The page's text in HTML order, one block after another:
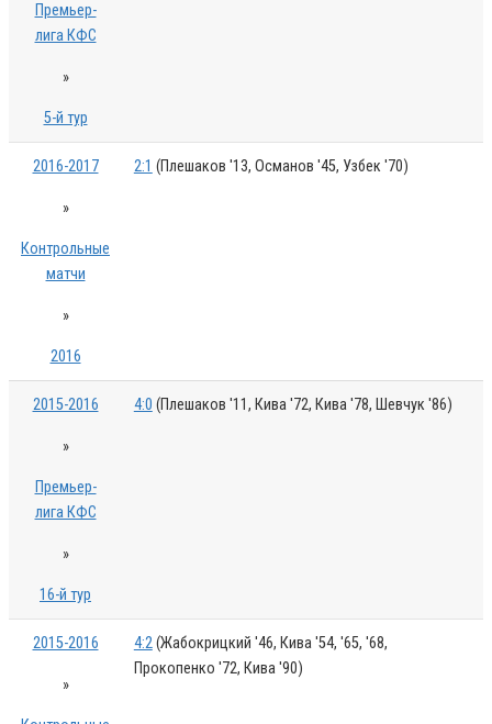
Премьер-
лига КФС
»
5-й тур
2016-2017
»
Контрольные
матчи
»
2016
2:1 (Плешаков '13, Османов '45, Узбек '70)
2015-2016
»
Премьер-
лига КФС
»
16-й тур
4:0 (Плешаков '11, Кива '72, Кива '78, Шевчук '86)
2015-2016
»
4:2(Жабокрицкий '46, Кива '54, '65, '68,
Прокопенко '72, Кива '90)